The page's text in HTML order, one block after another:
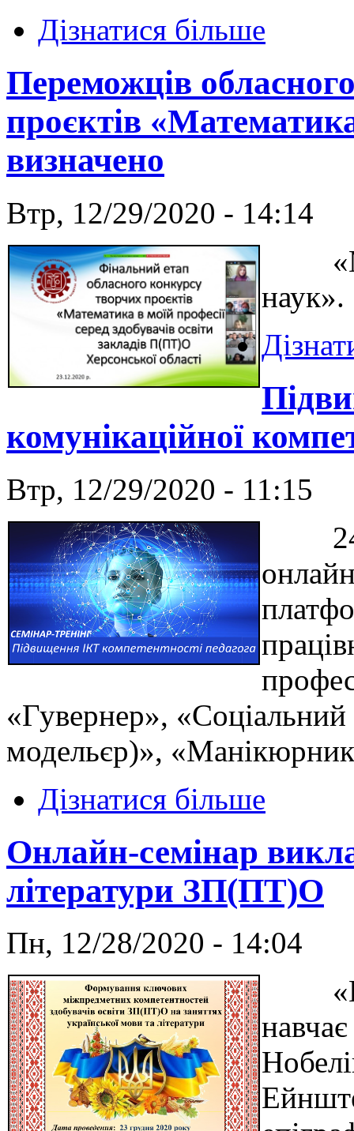
Дізнатися більше
Переможців
проєктів
визначено
Втр, 12/29/2020 - 14:14
наук».
комунікаційної
Втр, 12/29/2020 - 11:15
24
«Гувернер»,
модельєр)»,
Дізнатися більше
Онлайн-семінар
літератури ЗП(ПТ)О
Пн, 12/28/2020 - 14:04